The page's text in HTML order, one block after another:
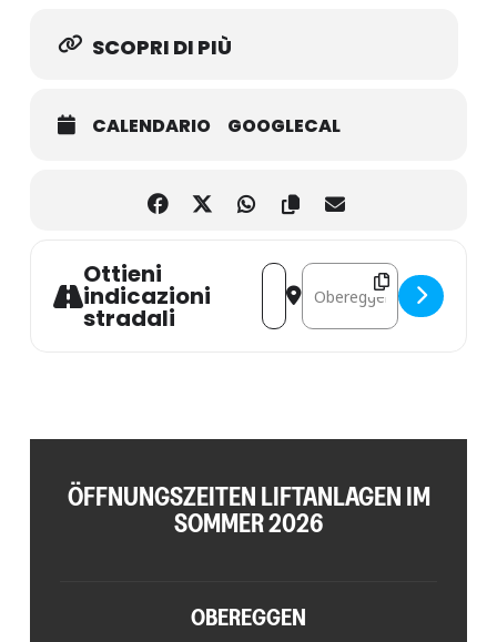
SCOPRI DI PIÙ
CALENDARIO GOOGLECAL
Ottieni
indicazioni
stradali
Address - Timeless Sounds of
Destination Address -
ÖFFNUNGSZEITEN LIFTANLAGEN IM
SOMMER 2026
OBEREGGEN